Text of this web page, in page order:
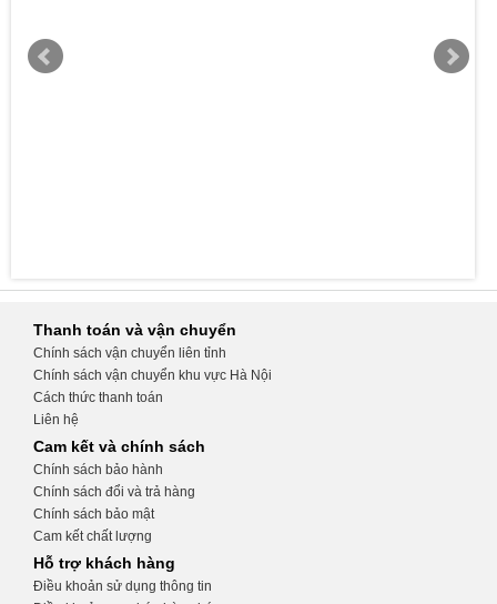
Thanh toán và vận chuyển
Chính sách vận chuyển liên tỉnh
Chính sách vận chuyển khu vực Hà Nội
Cách thức thanh toán
Liên hệ
Cam kết và chính sách
Chính sách bảo hành
Chính sách đổi và trả hàng
Chính sách bảo mật
Cam kết chất lượng
Hỗ trợ khách hàng
Điều khoản sử dụng thông tin